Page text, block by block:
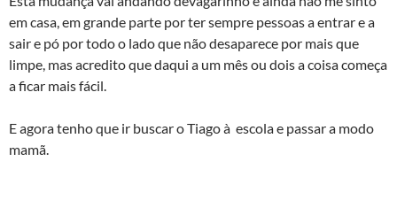
em casa, em grande parte por ter sempre pessoas a entrar e a
sair e pó por todo o lado que não desaparece por mais que
limpe, mas acredito que daqui a um mês ou dois a coisa começa
a ficar mais fácil.
E agora tenho que ir buscar o Tiago à escola e passar a modo
mamã.